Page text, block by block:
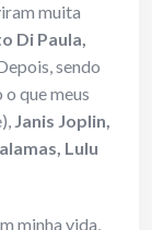
muita
Di Paula,
sendo
que meus
Janis Joplin,
Lulu
minha vida,